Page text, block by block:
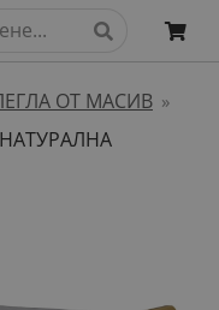
ОТ МАСИВ »